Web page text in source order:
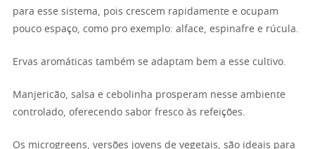
para esse sistema, pois crescem rapidamente e ocupam
pouco espaço, como pro exemplo: alface, espinafre e rúcula.
Ervas aromáticas também se adaptam bem a esse cultivo.
Manjericão, salsa e cebolinha prosperam nesse ambiente
controlado, oferecendo sabor fresco às refeições.
Os microgreens, versões jovens de vegetais, são ideais para